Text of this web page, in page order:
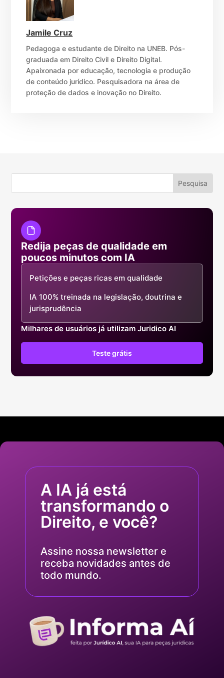
Jamile Cruz
Pedagoga e estudante de Direito na UNEB. Pós-
graduada em Direito Civil e Direito Digital.
Apaixonada por educação, tecnologia e produção
de conteúdo jurídico. Pesquisadora na área de
proteção de dados e inovação no Direito.
Redija peças de qualidade em
poucos minutos com IA
Petições e peças ricas em qualidade
IA 100% treinada na legislação, doutrina e
jurisprudência
Milhares de usuários já utilizam Juridico AI
Teste grátis
A IA já está
transformando o
Direito, e você?
Assine nossa newsletter e
receba novidades antes de
todo mundo.